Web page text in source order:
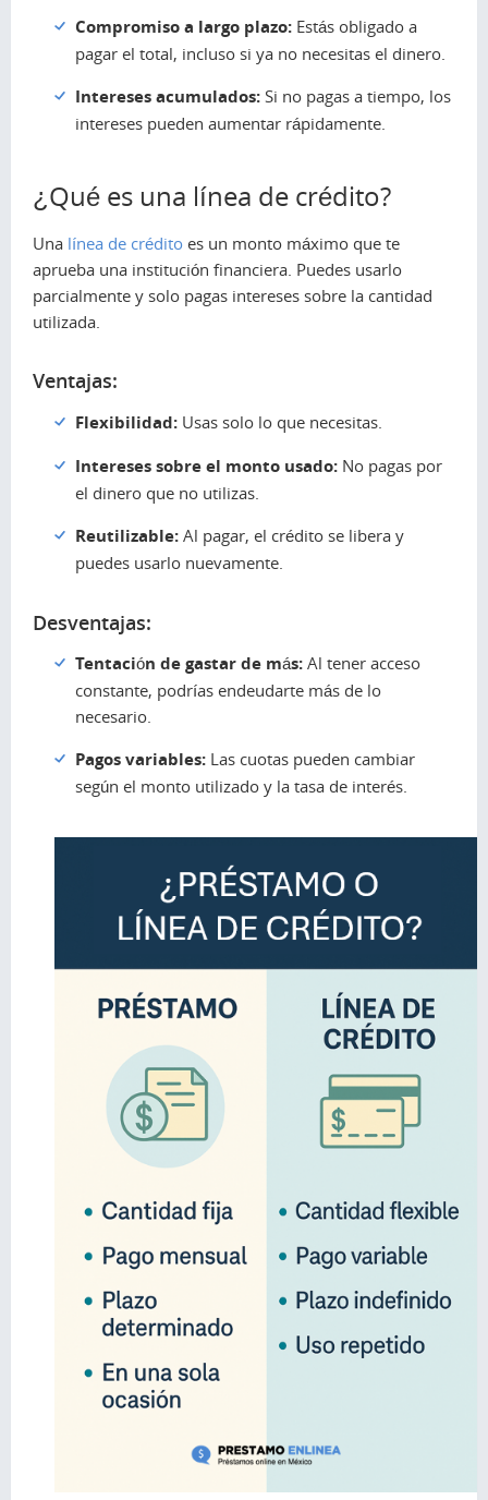
Compromiso a largo plazo: Estás obligado a
pagar el total, incluso si ya no necesitas el dinero.
Intereses acumulados: Si no pagas a tiempo, los
intereses pueden aumentar rápidamente.
¿Qué es una línea de crédito?
Una línea de crédito es un monto máximo que te
aprueba una institución financiera. Puedes usarlo
parcialmente y solo pagas intereses sobre la cantidad
utilizada.
Ventajas:
Flexibilidad: Usas solo lo que necesitas.
Intereses sobre el monto usado: No pagas por
el dinero que no utilizas.
Reutilizable: Al pagar, el crédito se libera y
puedes usarlo nuevamente.
Desventajas:
Tentación de gastar de más: Al tener acceso
constante, podrías endeudarte más de lo
necesario.
Pagos variables: Las cuotas pueden cambiar
según el monto utilizado y la tasa de interés.